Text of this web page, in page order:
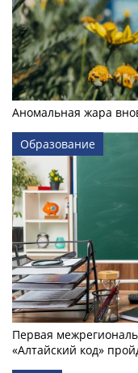
Аномальная жара
Образование
Первая
«Алтайский код»